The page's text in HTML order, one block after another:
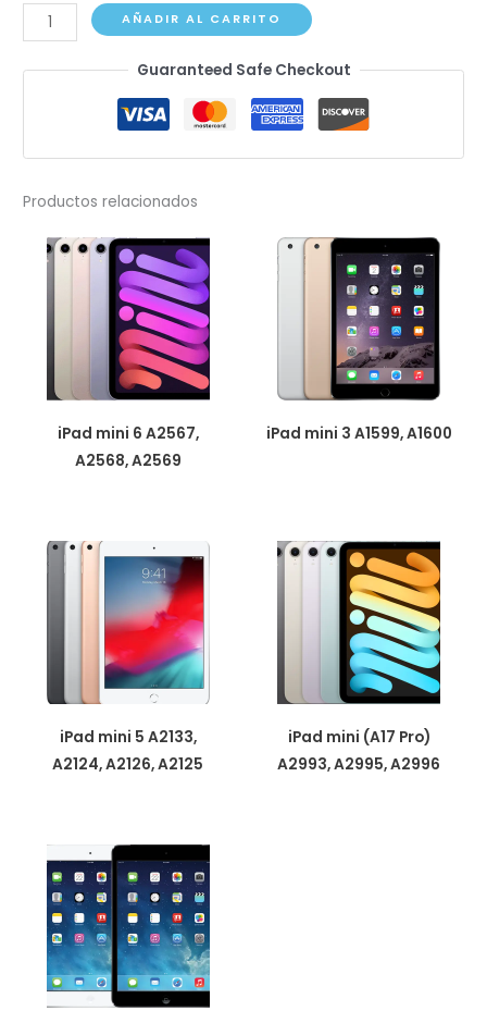
iPad
mini
4
cantidad
AÑADIR AL CARRITO
Guaranteed Safe Checkout
Productos relacionados
iPad mini 6 A2567,
A2568, A2569
iPad mini 3 A1599, A1600
iPad mini 5 A2133,
A2124, A2126, A2125
iPad mini (A17 Pro)
A2993, A2995, A2996